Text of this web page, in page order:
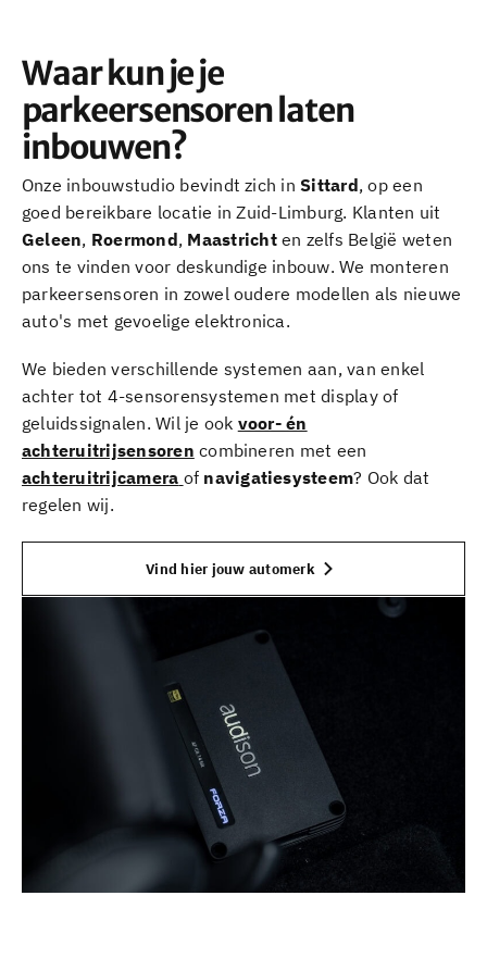
Waar kun je je
parkeersensoren laten
inbouwen?
Onze inbouwstudio bevindt zich inSittard, op een
goed bereikbare locatie in Zuid-Limburg. Klanten uit
Geleen, Roermond, Maastrichten zelfs België weten
ons te vinden voor deskundige inbouw. We monteren
parkeersensoren in zowel oudere modellen als nieuwe
auto's met gevoelige elektronica.
We bieden verschillende systemen aan, van enkel
achter tot 4-sensorensystemen met display of
geluidssignalen. Wil je ook voor- én
achteruitrijsensoren combineren met een
achteruitrijcamera of navigatiesysteem? Ook dat
regelen wij.
Vind hier jouw automerk